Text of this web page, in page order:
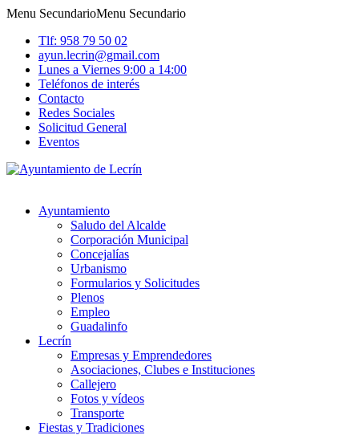
Menu SecundarioMenu Secundario
Tlf: 958 79 50 02
ayun.lecrin@gmail.com
Lunes a Viernes 9:00 a 14:00
Teléfonos de interés
Contacto
Redes Sociales
Solicitud General
Eventos
Ayuntamiento
Saludo del Alcalde
Corporación Municipal
Concejalías
Urbanismo
Formularios y Solicitudes
Plenos
Empleo
Guadalinfo
Lecrín
Empresas y Emprendedores
Asociaciones, Clubes e Instituciones
Callejero
Fotos y vídeos
Transporte
Fiestas y Tradiciones